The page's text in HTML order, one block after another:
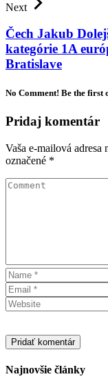
Next
Čech Jakub
kategórie 1A
Bratislave
No Comment! Be the first
Pridaj komentár
Vaša e-mailová adresa
označené *
Najnovšie články